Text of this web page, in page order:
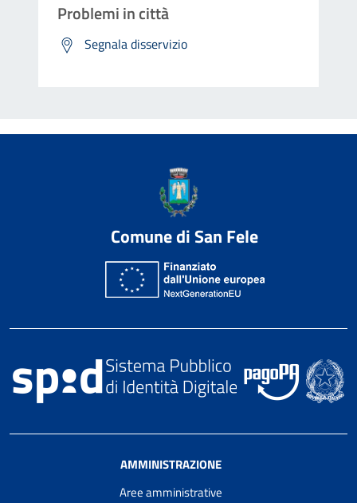
Problemi in città
Segnala disservizio
Comune di San Fele
AMMINISTRAZIONE
Aree amministrative